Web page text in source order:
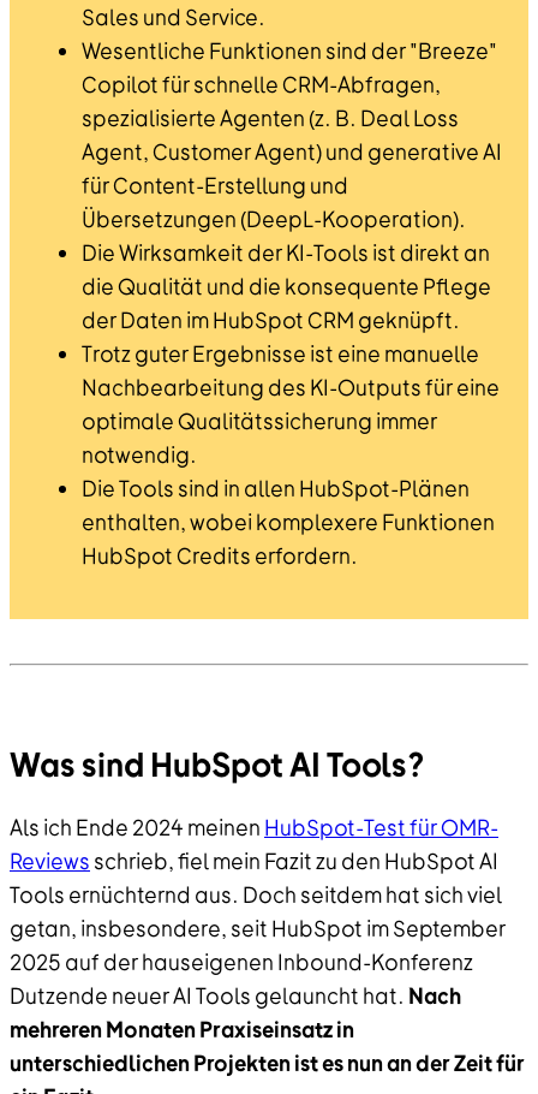
Sales und Service.
Wesentliche Funktionen sind der "Breeze"
Copilot für schnelle CRM-Abfragen,
spezialisierte Agenten (z. B. Deal Loss
Agent, Customer Agent) und generative AI
für Content-Erstellung und
Übersetzungen (DeepL-Kooperation).
Die Wirksamkeit der KI-Tools ist direkt an
die Qualität und die konsequente Pflege
der Daten im HubSpot CRM geknüpft.
Trotz guter Ergebnisse ist eine manuelle
Nachbearbeitung des KI-Outputs für eine
optimale Qualitätssicherung immer
notwendig.
Die Tools sind in allen HubSpot-Plänen
enthalten, wobei komplexere Funktionen
HubSpot Credits erfordern.
Was sind HubSpot AI Tools?
Als ich Ende 2024 meinen HubSpot-Test für OMR-
Reviews schrieb, fiel mein Fazit zu den HubSpot AI
Tools ernüchternd aus. Doch seitdem hat sich viel
getan, insbesondere, seit HubSpot im September
2025 auf der hauseigenen Inbound-Konferenz
Dutzende neuer AI Tools gelauncht hat. Nach
mehreren Monaten Praxiseinsatz in
unterschiedlichen Projekten ist es nun an der Zeit für